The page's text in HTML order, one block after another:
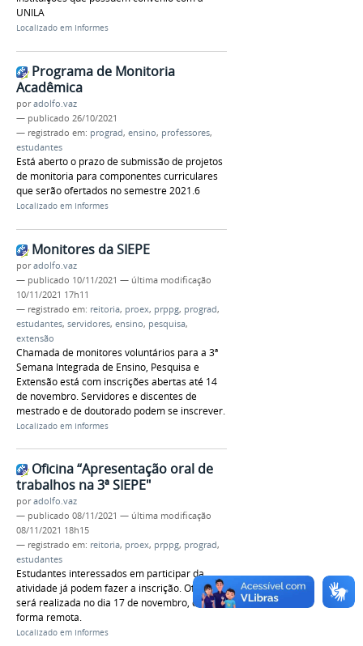
UNILA
Localizado em Informes
Programa de Monitoria
Acadêmica
poradolfo.vaz
— publicado 26/10/2021
— registrado em: prograd, ensino, professores,
estudantes
Está aberto o prazo de submissão de projetos
de monitoria para componentes curriculares
que serão ofertados no semestre 2021.6
Localizado em Informes
Monitores da SIEPE
poradolfo.vaz
— publicado 10/11/2021 — última modificação
10/11/2021 17h11
— registrado em: reitoria, proex, prppg, prograd,
estudantes, servidores, ensino, pesquisa,
extensão
Chamada de monitores voluntários para a 3ª
Semana Integrada de Ensino, Pesquisa e
Extensão está com inscrições abertas até 14
de novembro. Servidores e discentes de
mestrado e de doutorado podem se inscrever.
Localizado em Informes
Oficina “Apresentação oral de
trabalhos na 3ª SIEPE"
poradolfo.vaz
— publicado 08/11/2021 — última modificação
08/11/2021 18h15
— registrado em: reitoria, proex, prppg, prograd,
estudantes
Estudantes interessados em participar da
atividade já podem fazer a inscrição. Oficina
será realizada no dia 17 de novembro, de
forma remota.
Localizado em Informes